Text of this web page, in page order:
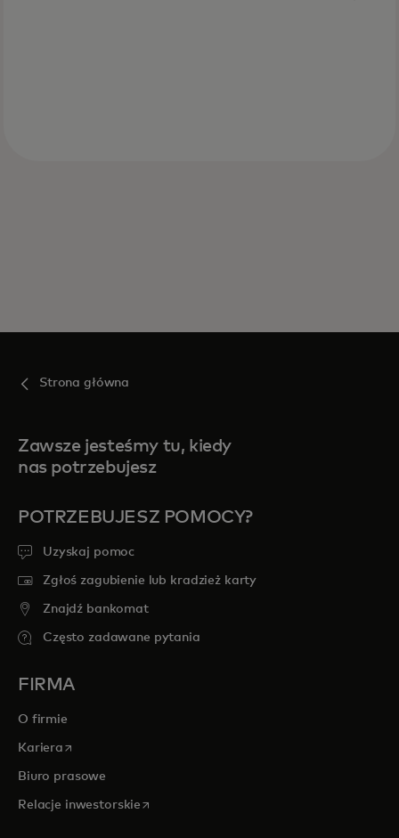
Strona główna
Zawsze jesteśmy tu, kiedy
nas potrzebujesz
POTRZEBUJESZ POMOCY?
Uzyskaj pomoc
Zgłoś zagubienie lub kradzież karty
Znajdź bankomat
Często zadawane pytania
FIRMA
O firmie
Kariera opens in a new tab
Biuro prasowe
Relacje inwestorskie opens in a new tab